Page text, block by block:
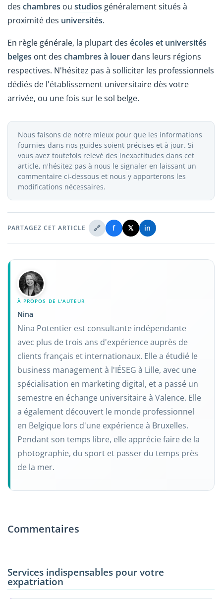
des chambres ou studios généralement situés à
proximité des universités.
En règle générale, la plupart des écoles et universités
belges ont des chambres à louer dans leurs régions
respectives. N'hésitez pas à solliciter les professionnels
dédiés de l'établissement universitaire dès votre
arrivée, ou une fois sur le sol belge.
Nous faisons de notre mieux pour que les informations
fournies dans nos guides soient précises et à jour. Si
vous avez toutefois relevé des inexactitudes dans cet
article, n'hésitez pas à nous le signaler en laissant un
commentaire ci-dessous et nous y apporterons les
modifications nécessaires.
PARTAGEZ CET ARTICLE 🔗 f 𝕏 in
À PROPOS DE L'AUTEUR
Nina
Nina Potentier est consultante indépendante
avec plus de trois ans d'expérience auprès de
clients français et internationaux. Elle a étudié le
business management à l'IÉSEG à Lille, avec une
spécialisation en marketing digital, et a passé un
semestre en échange universitaire à Valence. Elle
a également découvert le monde professionnel
en Belgique lors d'une expérience à Bruxelles.
Pendant son temps libre, elle apprécie faire de la
photographie, du sport et passer du temps près
de la mer.
Commentaires
Services indispensables pour votre
expatriation